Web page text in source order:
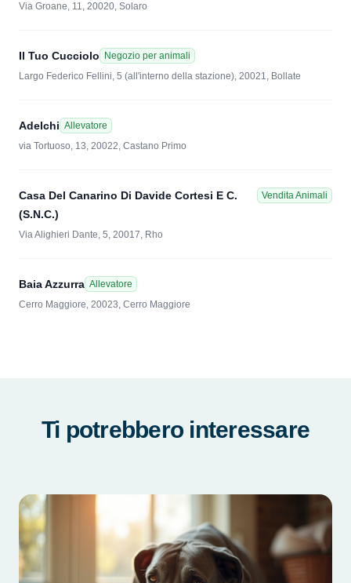
Via Groane, 11, 20020, Solaro
Il Tuo Cucciolo
Negozio per animali
Largo Federico Fellini, 5 (all'interno della stazione), 20021, Bollate
Adelchi Allevatore
via Tortuoso, 13, 20022, Castano Primo
Casa Del Canarino Di Davide Cortesi E C.
(S.N.C.)
Vendita Animali
Via Alighieri Dante, 5, 20017, Rho
Baia Azzurra Allevatore
Cerro Maggiore, 20023, Cerro Maggiore
Ti potrebbero interessare